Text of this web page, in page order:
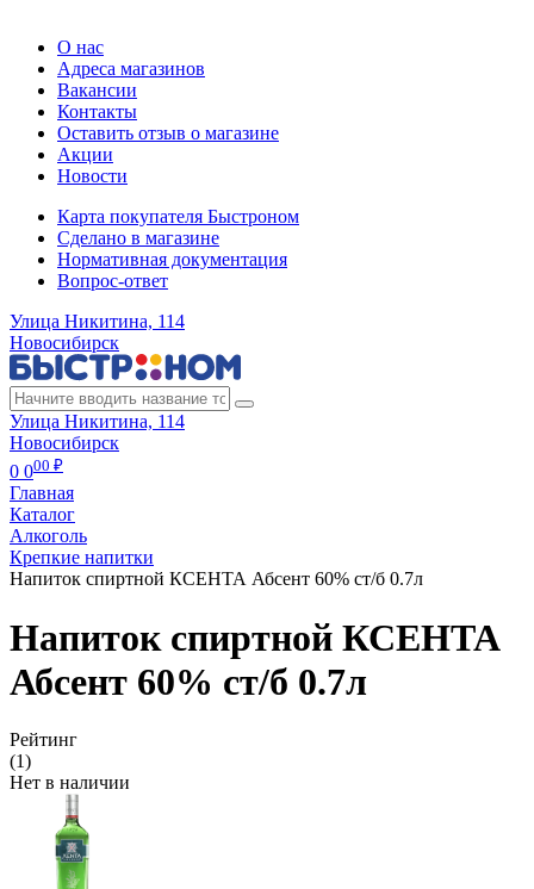
О нас
Адреса магазинов
Вакансии
Контакты
Оставить отзыв о магазине
Акции
Новости
Карта покупателя Быстроном
Сделано в магазине
Нормативная документация
Вопрос-ответ
Улица Никитина, 114
Новосибирск
Улица Никитина, 114
Новосибирск
0 000 ₽
Главная
Каталог
Алкоголь
Крепкие напитки
Напиток спиртной КСЕНТА Абсент 60% ст/б 0.7л
Напиток спиртной КСЕНТА
Абсент 60% ст/б 0.7л
Рейтинг
(1)
Нет в наличии